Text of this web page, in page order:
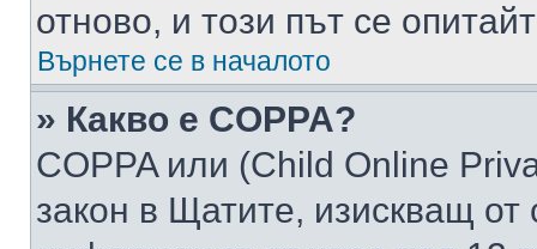
отново, и този път се
Върнете се в началото
» Какво е COPPA?
COPPA или (Child Online
закон в Щатите, изискващ от